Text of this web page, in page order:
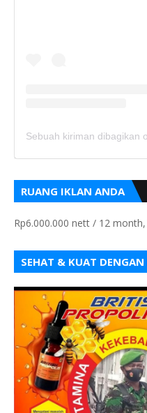
RUANG IKLAN ANDA
Rp6.000.000 nett / 12
SEHAT & KUAT DENGAN